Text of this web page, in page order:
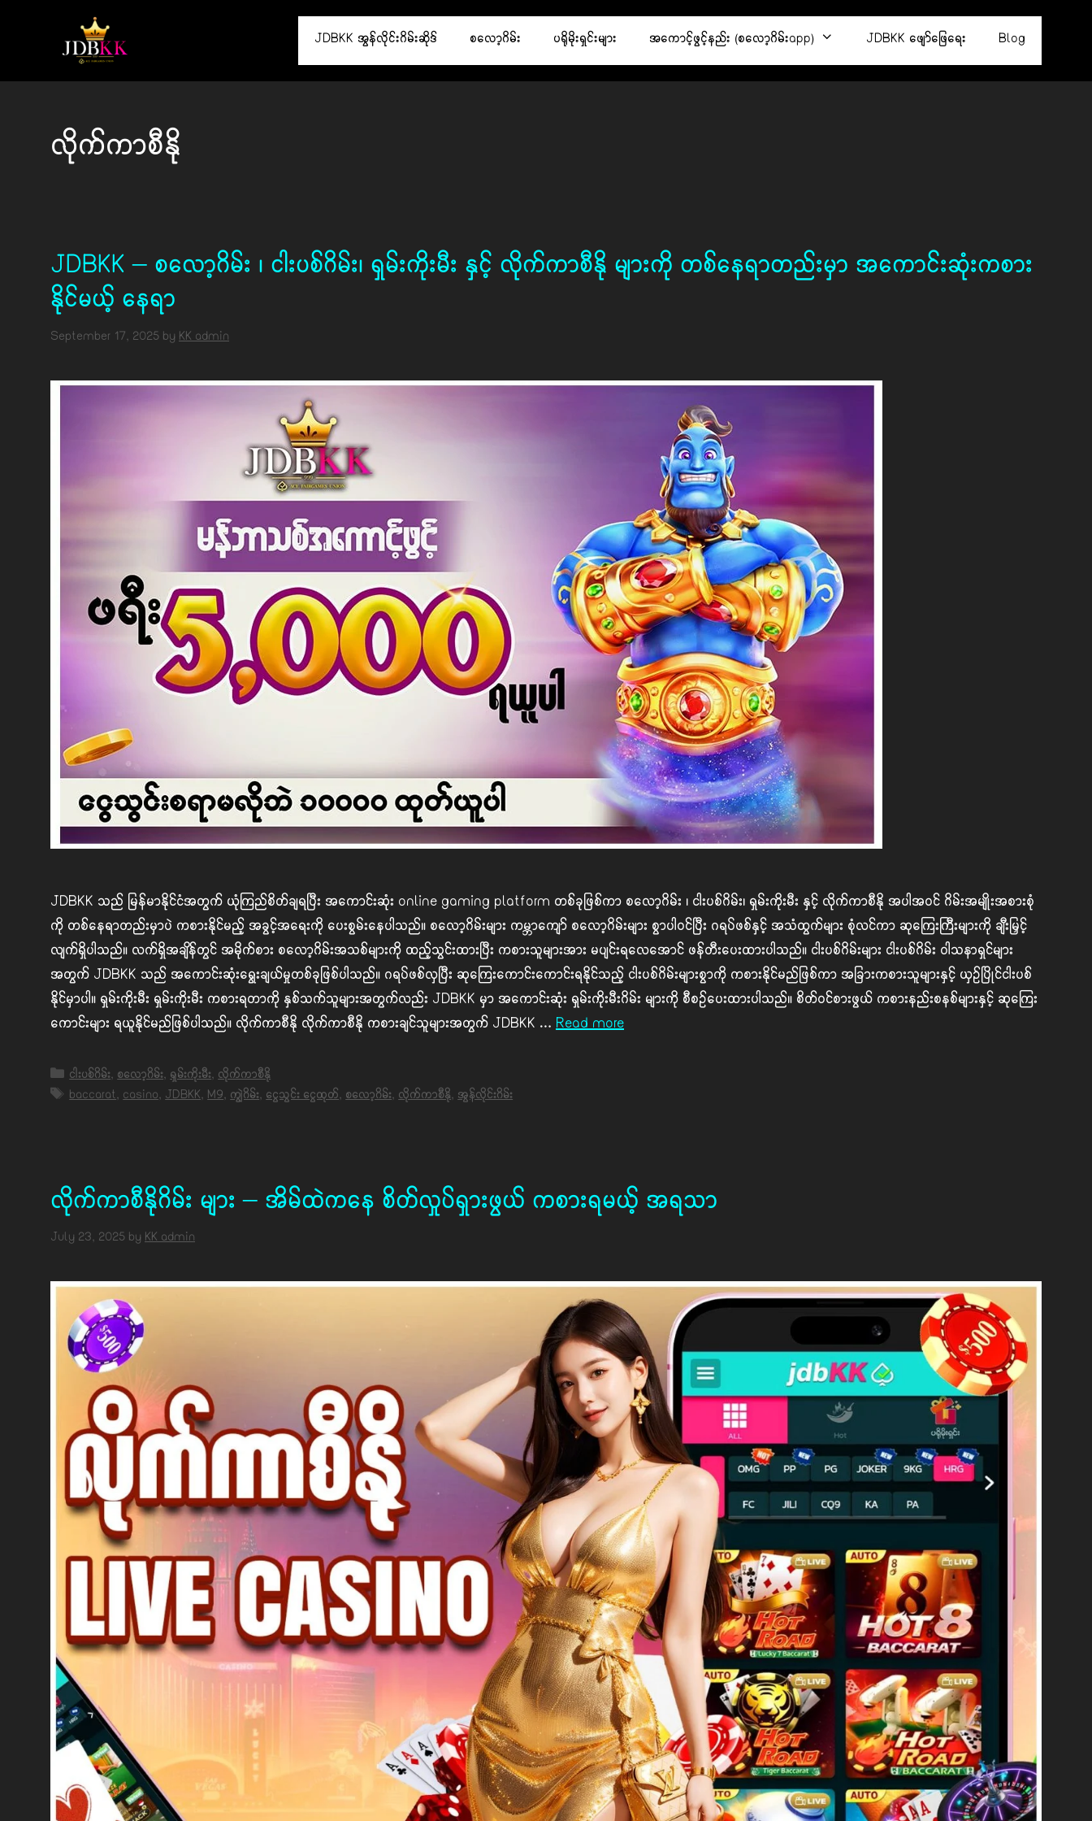
JDBKK အွန်လိုင်းဂိမ်းဆိုဒ် စလော့ဂိမ်း ပရိုမိုးရှင်းများ အကောင့်ဖွင့်နည်း (စလော့ဂိမ်းapp) JDBKK ဖျော်ဖြေရေး Blog
လိုက်ကာစီနို
JDBKK – စလော့ဂိမ်း ၊ ငါးပစ်ဂိမ်း၊ ရှမ်းကိုးမီး နှင့် လိုက်ကာစီနို များကို တစ်နေရာတည်းမှာ အကောင်းဆုံးကစား
နိုင်မယ့် နေရာ
September 17, 2025 byKK admin
JDBKK သည် မြန်မာနိုင်ငံအတွက် ယုံကြည်စိတ်ချရပြီး အကောင်းဆုံး online gaming platform တစ်ခုဖြစ်ကာ စလော့ဂိမ်း ၊ ငါးပစ်ဂိမ်း၊ ရှမ်းကိုးမီး နှင့် လိုက်ကာစီနို အပါအဝင် ဂိမ်းအမျိုးအစားစုံ
ကို တစ်နေရာတည်းမှာပဲ ကစားနိုင်မည့် အခွင့်အရေးကို ပေးစွမ်းနေပါသည်။ စလော့ဂိမ်းများ ကမ္ဘာကျော် စလော့ဂိမ်းများ စွာပါဝင်ပြီး ဂရပ်ဖစ်နှင့် အသံထွက်များ စုံလင်ကာ ဆုကြေးကြီးများကို ချီးမြှင့်
လျက်ရှိပါသည်။ လက်ရှိအချိန်တွင် အမိုက်စား စလော့ဂိမ်းအသစ်များကို ထည့်သွင်းထားပြီး ကစားသူများအား မပျင်းရလေအောင် ဖန်တီးပေးထားပါသည်။ ငါးပစ်ဂိမ်းများ ငါးပစ်ဂိမ်း ဝါသနာရှင်များ
အတွက် JDBKK သည် အကောင်းဆုံးရွေးချယ်မှုတစ်ခုဖြစ်ပါသည်။ ဂရပ်ဖစ်လှပြီး ဆုကြေးကောင်းကောင်းရနိုင်သည့် ငါးပစ်ဂိမ်းများစွာကို ကစားနိုင်မည်ဖြစ်ကာ အခြားကစားသူများနှင့် ယှဉ်ပြိုင်ငါးပစ်
နိုင်မှာပါ။ ရှမ်းကိုးမီး ရှမ်းကိုးမီး ကစားရတာကို နှစ်သက်သူများအတွက်လည်း JDBKK မှာ အကောင်းဆုံး ရှမ်းကိုးမီးဂိမ်း များကို စီစဉ်ပေးထားပါသည်။ စိတ်ဝင်စားဖွယ် ကစားနည်းစနစ်များနှင့် ဆုကြေး
ကောင်းများ ရယူနိုင်မည်ဖြစ်ပါသည်။ လိုက်ကာစီနို လိုက်ကာစီနို ကစားချင်သူများအတွက် JDBKK … Read more
Categories
ငါးပစ်ဂိမ်း,စလော့ဂိမ်း,ရှမ်းကိုးမီး,လိုက်ကာစီနို
Tags
baccarat,casino,JDBKK,M9,ကျွဲဂိမ်း,ငွေသွင်း ငွေထုတ်,စလော့ဂိမ်း,လိုက်ကာစီနို,အွန်လိုင်းဂိမ်း
လိုက်ကာစီနိုဂိမ်း များ – အိမ်ထဲကနေ စိတ်လှုပ်ရှားဖွယ် ကစားရမယ့် အရသာ
July 23, 2025 byKK admin